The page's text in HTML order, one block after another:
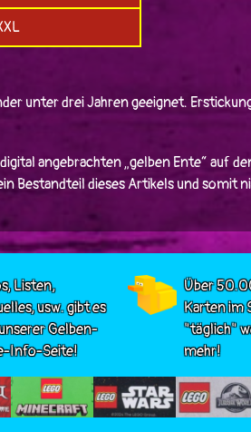
unter drei Jahren geeignet.
angebrachten „gelben Ente“ auf
Bestandteil dieses Artikels und somit
Listen,
usw. gibt es
Gelben-
Info-Seite!
Über
Karten im
"täglich"
mehr!